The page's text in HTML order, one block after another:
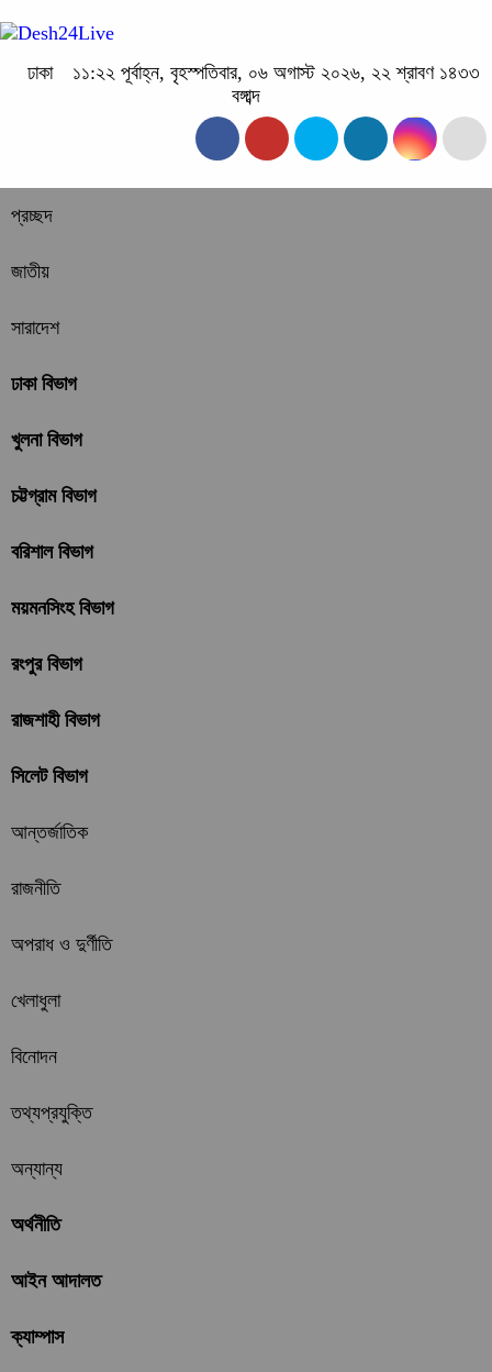
ঢাকা
১১:২২ পূর্বাহ্ন, বৃহস্পতিবার, ০৬ অগাস্ট ২০২৬, ২২ শ্রাবণ ১৪৩৩
বঙ্গাব্দ
প্রচ্ছদ
জাতীয়
সারাদেশ
ঢাকা বিভাগ
খুলনা বিভাগ
চট্টগ্রাম বিভাগ
বরিশাল বিভাগ
ময়মনসিংহ বিভাগ
রংপুর বিভাগ
রাজশাহী বিভাগ
সিলেট বিভাগ
আন্তর্জাতিক
রাজনীতি
অপরাধ ও দুর্ণীতি
খেলাধুলা
বিনোদন
তথ্যপ্রযুক্তি
অন্যান্য
অর্থনীতি
আইন আদালত
ক্যাম্পাস